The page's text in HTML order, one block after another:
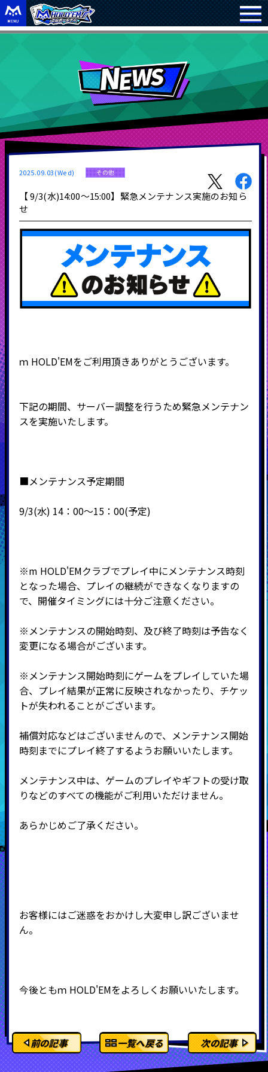
2025.09.03(Wed) その他
【 9/3(水)14:00～15:00】緊急メンテナンス実施のお知ら
せ
ｍ HOLD'EMをご利用頂きありがとうございます。
下記の期間、サーバー調整を行うため緊急メンテナン
スを実施いたします。
■メンテナンス予定期間
9/3(水) 14：00～15：00(予定)
※m HOLD'EMクラブでプレイ中にメンテナンス時刻
となった場合、プレイの継続ができなくなりますの
で、開催タイミングには十分ご注意ください。
※メンテナンスの開始時刻、及び終了時刻は予告なく
変更になる場合がございます。
※メンテナンス開始時刻にゲームをプレイしていた場
合、プレイ結果が正常に反映されなかったり、チケッ
トが失われることがございます。
補償対応などはございませんので、メンテナンス開始
時刻までにプレイ終了するようお願いいたします。
メンテナンス中は、ゲームのプレイやギフトの受け取
りなどのすべての機能がご利用いただけません。
あらかじめご了承ください。
お客様にはご迷惑をおかけし大変申し訳ございませ
ん。
今後ともｍ HOLD'EMをよろしくお願いいたします。
前の記事 一覧へ戻る 次の記事